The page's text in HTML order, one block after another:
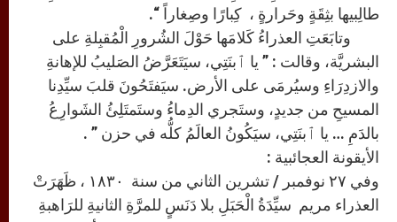
طالِبيها بثِقَةٍ وحَرارةٍ ، كِبارًا وصِغاراً “.
وتابَعَتِ العذراءُ كَلامَها حَوْلَ الشُرورِ الْمُقبِلةِ على
البشريَّة، وقالت : ” يا ٱبنَتِي، سيَتَعَرَّضُ الصَليبُ للإهانةِ
والازدِرَاءِ وسيُرمَى على الأرض. سيَفتَحُونَ قلبَ سيِّدِنا
المسيحِ من جديدٍ، وستَجري الدِماءُ وستَمتَلِئُ الشَوارِعُ
بالدَمِ … يا ٱبنَتِي، سيَكُونُ العالَمُ كلُّه في حزن ” .
الأيقونة العجائبية :
وفي ٢٧ نوفمبر / تشرين الثاني من سنة ١٨٣٠ ، ظَهَرَتْ
العذراء مريم سيِّدَةُ الْحَبَلِ بلا دَنَسٍ للمرَّةِ الثانيةِ للرَاهبةِ